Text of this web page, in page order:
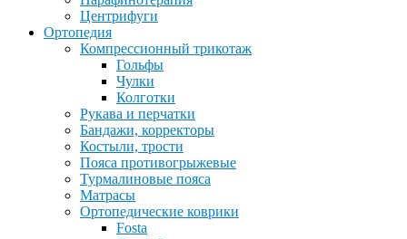
Центрифуги
Ортопедия
Компрессионный трикотаж
Гольфы
Чулки
Колготки
Рукава и перчатки
Бандажи, корректоры
Костыли, трости
Пояса противогрыжевые
Турмалиновые пояса
Матрасы
Ортопедические коврики
Fosta